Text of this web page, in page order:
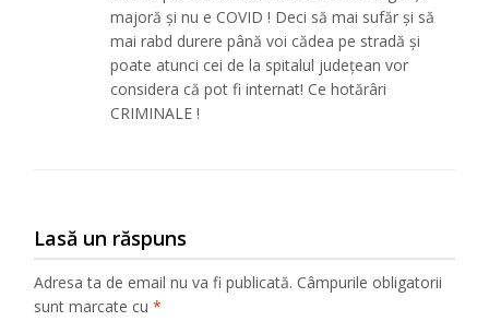
majoră și nu e COVID ! Deci să mai sufăr și să
mai rabd durere până voi cădea pe stradă și
poate atunci cei de la spitalul județean vor
considera că pot fi internat! Ce hotărâri
CRIMINALE !
Lasă un răspuns
Adresa ta de email nu va fi publicată. Câmpurile obligatorii
sunt marcate cu*